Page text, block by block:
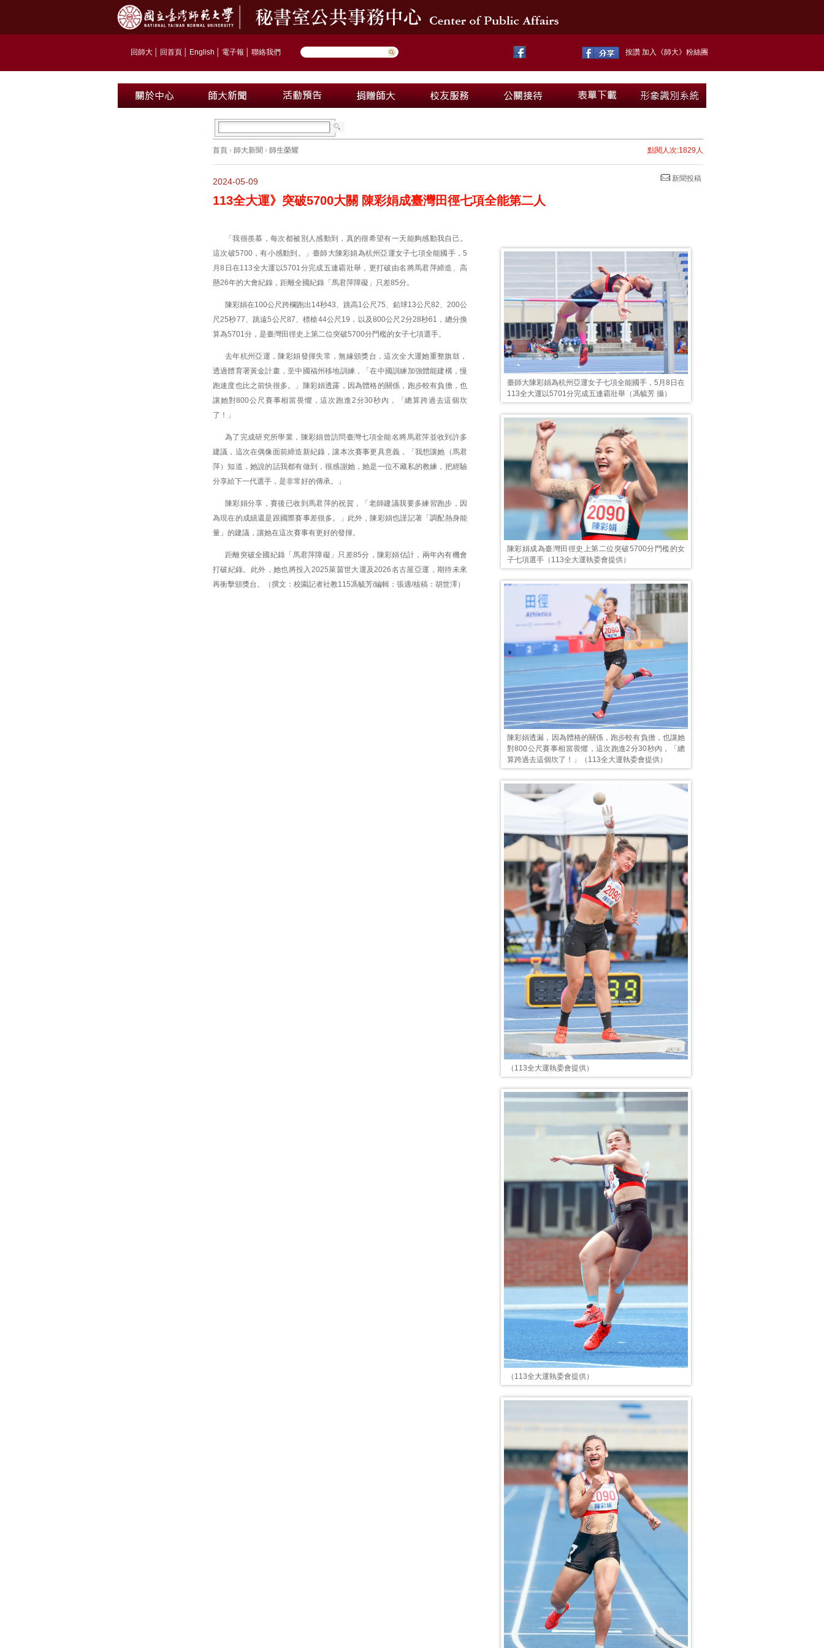
回師大 回首頁 English 電子報 聯絡我們 按讚 加入《師大》粉絲團
首頁 › 師大新聞 › 師生榮耀 點閱人次:1829人
新聞投稿
2024-05-09
113全大運》突破5700大關 陳彩娟成臺灣田徑七項全能第二人
臺師大陳彩娟為杭州亞運女子七項全能國手，5月8日在
113全大運以5701分完成五連霸壯舉（馮毓芳 攝）
陳彩娟成為臺灣田徑史上第二位突破5700分門檻的女
子七項選手（113全大運執委會提供）
陳彩娟透漏，因為體格的關係，跑步較有負擔，也讓她
對800公尺賽事相當畏懼，這次跑進2分30秒內，「總
算跨過去這個坎了！」（113全大運執委會提供）
（113全大運執委會提供）
（113全大運執委會提供）
「我很羨慕，每次都被別人感動到，真的很希望有一天能夠感動我自己。
這次破5700，有小感動到。」臺師大陳彩娟為杭州亞運女子七項全能國手，5
月8日在113全大運以5701分完成五連霸壯舉，更打破由名將馬君萍締造、高
懸26年的大會紀錄，距離全國紀錄「馬君萍障礙」只差85分。
陳彩娟在100公尺跨欄跑出14秒43、跳高1公尺75、鉛球13公尺82、200公
尺25秒77、跳遠5公尺87、標槍44公尺19，以及800公尺2分28秒61，總分換
算為5701分，是臺灣田徑史上第二位突破5700分門檻的女子七項選手。
去年杭州亞運，陳彩娟發揮失常，無緣頒獎台，這次全大運她重整旗鼓，
透過體育署黃金計畫，至中國福州移地訓練，「在中國訓練加強體能建構，慢
跑速度也比之前快很多。」陳彩娟透露，因為體格的關係，跑步較有負擔，也
讓她對800公尺賽事相當畏懼，這次跑進2分30秒內，「總算跨過去這個坎
了！」
為了完成研究所學業，陳彩娟曾訪問臺灣七項全能名將馬君萍並收到許多
建議，這次在偶像面前締造新紀錄，讓本次賽事更具意義，「我想讓她（馬君
萍）知道，她說的話我都有做到，很感謝她，她是一位不藏私的教練，把經驗
分享給下一代選手，是非常好的傳承。」
陳彩娟分享，賽後已收到馬君萍的祝賀，「老師建議我要多練習跑步，因
為現在的成績還是跟國際賽事差很多。」此外，陳彩娟也謹記著「調配熱身能
量」的建議，讓她在這次賽事有更好的發揮。
距離突破全國紀錄「馬君萍障礙」只差85分，陳彩娟估計，兩年內有機會
打破紀錄。此外，她也將投入2025萊茵世大運及2026名古屋亞運，期待未來
再衝擊頒獎台。（撰文：校園記者社教115馮毓芳/編輯：張適/核稿：胡世澤）